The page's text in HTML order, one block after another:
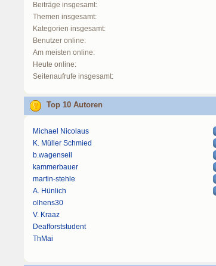
Beiträge insgesamt:
Themen insgesamt:
Kategorien insgesamt:
Benutzer online:
Am meisten online:
Heute online:
Seitenaufrufe insgesamt:
Top 10 Autoren
Michael Nicolaus
K. Müller Schmied
b.wagenseil
kammerbauer
martin-stehle
A. Hünlich
olhens30
V. Kraaz
Deafforststudent
ThMai